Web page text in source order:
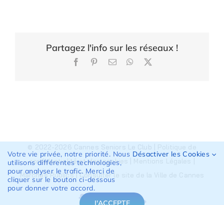
Partagez l'info sur les réseaux !
FacebookPinterest
Email WhatsApp
confidentialité et des cookies
Marchés Publics|Consulter le site de la Ville de Cannes
Votre vie privée, notre priorité. Nous
utilisons différentes technologies,
pour analyser le trafic. Merci de
cliquer sur le bouton ci-dessous
pour donner votre accord.
Désactiver les Cookies
J'ACCEPTE